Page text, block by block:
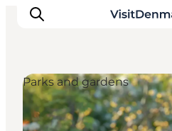
Inspiratie
Parks and gardens